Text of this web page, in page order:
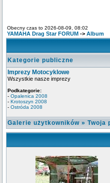
Obecny czas to 2026-08-09, 08:02
YAMAHA Drag Star FORUM -> Album
Kategorie publiczne
Imprezy Motocyklowe
Wszystkie nasze imprezy
Podkategorie:
- Opalenica 2008
- Krotoszyn 2008
- Ostróda 2008
Galerie użytkowników » Twoja